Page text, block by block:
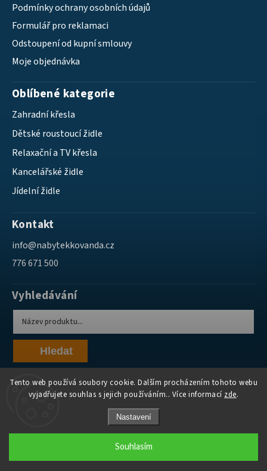
Tento web používá soubory cookie. Dalším procházením tohoto webu
vyjadřujete souhlas s jejich používáním.. Více informací zde.
Nastavení
Souhlasím
Podmínky ochrany osobních údajů
Formulář pro reklamaci
Odstoupení od kupní smlouvy
Moje objednávka
Oblíbené kategorie
Zahradní křesla
Dětské roustoucí židle
Relaxační a TV křesla
Kancelářské židle
Jídelní židle
Kontakt
info@nabytekkovanda.cz
776 671 500
Vyhledávání
Hledat